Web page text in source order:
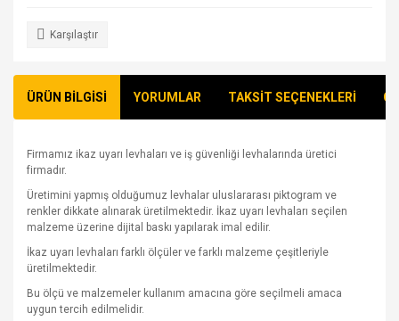
Karşılaştır
ÜRÜN BİLGİSİ YORUMLAR TAKSİT SEÇENEKLERİ
Firmamız ikaz uyarı levhaları ve iş güvenliği levhalarında üretici
firmadır.
Üretimini yapmış olduğumuz levhalar uluslararası piktogram ve
renkler dikkate alınarak üretilmektedir. İkaz uyarı levhaları seçilen
malzeme üzerine dijital baskı yapılarak imal edilir.
İkaz uyarı levhaları farklı ölçüler ve farklı malzeme çeşitleriyle
üretilmektedir.
Bu ölçü ve malzemeler kullanım amacına göre seçilmeli amaca
uygun tercih edilmelidir.